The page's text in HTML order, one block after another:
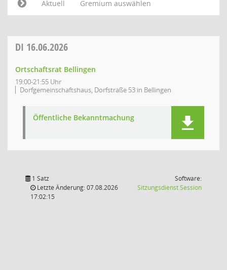
Aktuell
Gremium auswählen
DI 16.06.2026
Ortschaftsrat Bellingen
19:00-21:55 Uhr
Dorfgemeinschaftshaus, Dorfstraße 53 in Bellingen
Öffentliche Bekanntmachung
1 Satz
Letzte Änderung: 07.08.2026
17:02:15
Software:
SitzungsdienstSession(Wird in